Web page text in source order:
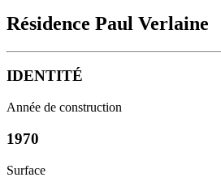
Résidence Paul Verlaine
IDENTITÉ
Année de construction
1970
Surface